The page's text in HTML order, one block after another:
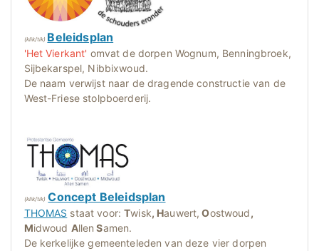
(klik/tik) Beleidsplan
'Het Vierkant' omvat de dorpen Wognum, Benningbroek,
Sijbekarspel, Nibbixwoud.
De naam verwijst naar de dragende constructie van de
West-Friese stolpboerderij.
(klik/tik) Concept Beleidsplan
THOMAS staat voor:Twisk, Hauwert, Oostwoud,
Midwoud Allen Samen.
De kerkelijke gemeenteleden van deze vier dorpen